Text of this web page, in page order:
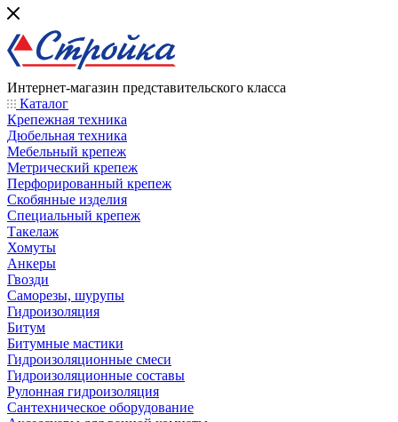
Интернет-магазин представительского класса
Каталог
Крепежная техника
Дюбельная техника
Мебельный крепеж
Метрический крепеж
Перфорированный крепеж
Скобянные изделия
Специальный крепеж
Такелаж
Хомуты
Анкеры
Гвозди
Саморезы, шурупы
Гидроизоляция
Битум
Битумные мастики
Гидроизоляционные смеси
Гидроизоляционные составы
Рулонная гидроизоляция
Сантехническое оборудование